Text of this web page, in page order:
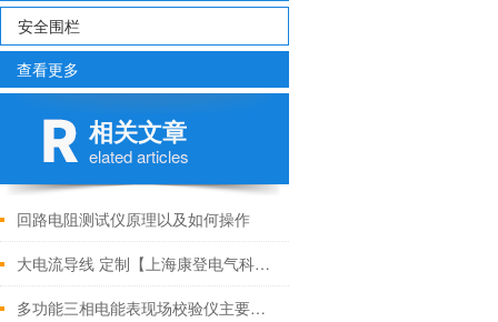
安全围栏
查看更多
相关文章
elated articles
回路电阻测试仪原理以及如何操作
大电流导线 定制【上海康登电气科技有限公司】
多功能三相电能表现场校验仪主要特点